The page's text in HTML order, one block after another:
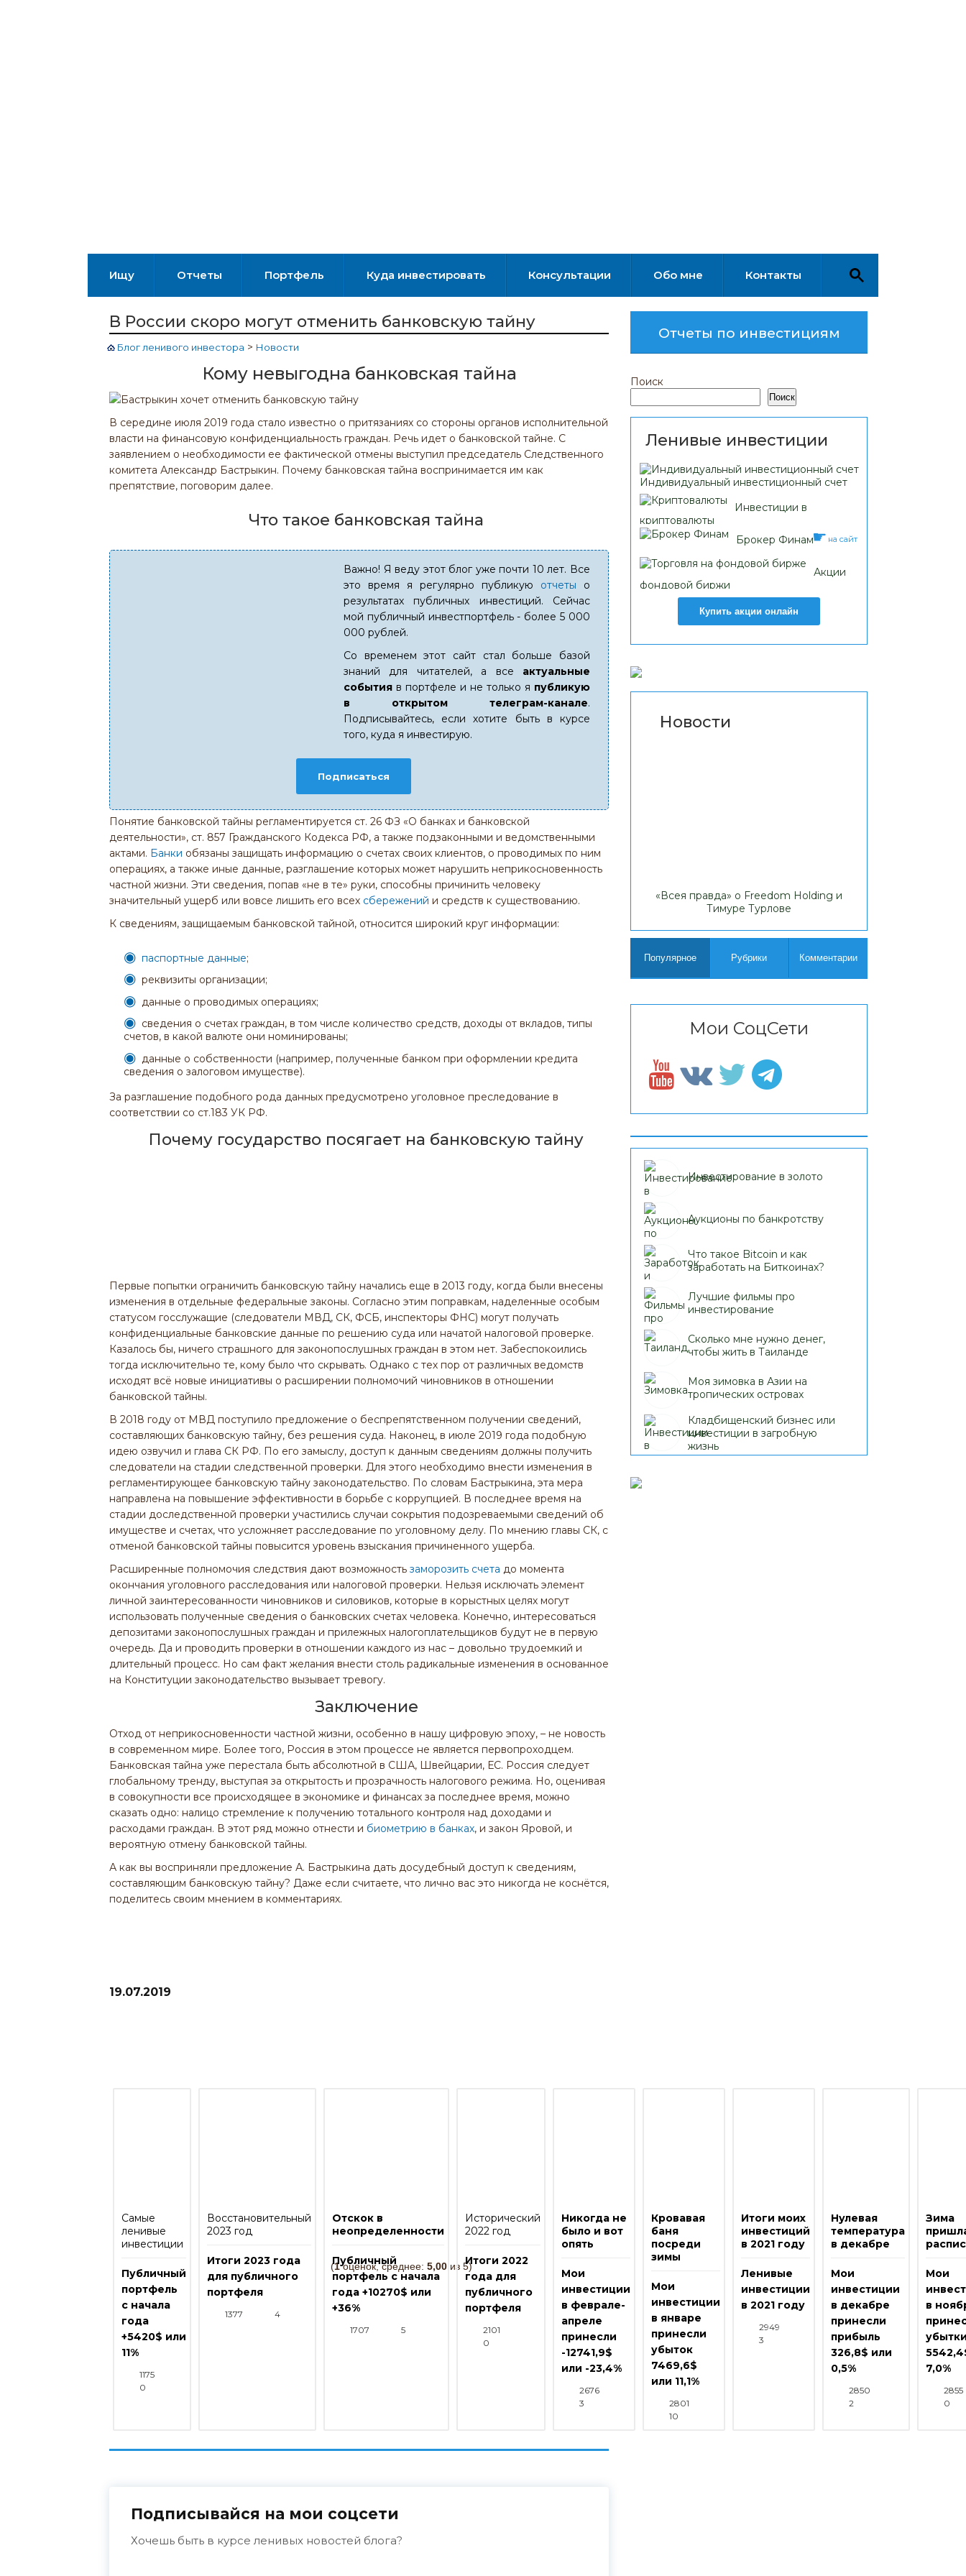
Ищу Отчеты Портфель Куда инвестировать Консультации Обо мне Контакты
В России скоро могут отменить банковскую тайну
Блог ленивого инвестора > Новости
Кому невыгодна банковская тайна
В середине июля 2019 года стало известно о притязаниях со стороны органов исполнительной
власти на финансовую конфиденциальность граждан. Речь идет о банковской тайне. С
заявлением о необходимости ее фактической отмены выступил председатель Следственного
комитета Александр Бастрыкин. Почему банковская тайна воспринимается им как
препятствие, поговорим далее.
Что такое банковская тайна
Важно! Я веду этот блог уже почти 10 лет. Все
это время я регулярно публикую отчеты о
результатах публичных инвестиций. Сейчас
мой публичный инвестпортфель - более 5 000
000 рублей.
Со временем этот сайт стал больше базой
знаний для читателей, а все актуальные
события в портфеле и не только я публикую
в открытом телеграм-канале.
Подписывайтесь, если хотите быть в курсе
того, куда я инвестирую.
Подписаться
Понятие банковской тайны регламентируется ст. 26 ФЗ «О банках и банковской
деятельности», ст. 857 Гражданского Кодекса РФ, а также подзаконными и ведомственными
актами. Банки обязаны защищать информацию о счетах своих клиентов, о проводимых по ним
операциях, а также иные данные, разглашение которых может нарушить неприкосновенность
частной жизни. Эти сведения, попав «не в те» руки, способны причинить человеку
значительный ущерб или вовсе лишить его всех сбережений и средств к существованию.
К сведениям, защищаемым банковской тайной, относится широкий круг информации:
паспортные данные;
реквизиты организации;
данные о проводимых операциях;
сведения о счетах граждан, в том числе количество средств, доходы от вкладов, типы
счетов, в какой валюте они номинированы;
данные о собственности (например, полученные банком при оформлении кредита
сведения о залоговом имуществе).
За разглашение подобного рода данных предусмотрено уголовное преследование в
соответствии со ст.183 УК РФ.
Почему государство посягает на банковскую тайну
Первые попытки ограничить банковскую тайну начались еще в 2013 году, когда были внесены
изменения в отдельные федеральные законы. Согласно этим поправкам, наделенные особым
статусом госслужащие (следователи МВД, СК, ФСБ, инспекторы ФНС) могут получать
конфиденциальные банковские данные по решению суда или начатой налоговой проверке.
Казалось бы, ничего страшного для законопослушных граждан в этом нет. Забеспокоились
тогда исключительно те, кому было что скрывать. Однако с тех пор от различных ведомств
исходят всё новые инициативы о расширении полномочий чиновников в отношении
банковской тайны.
В 2018 году от МВД поступило предложение о беспрепятственном получении сведений,
составляющих банковскую тайну, без решения суда. Наконец, в июле 2019 года подобную
идею озвучил и глава СК РФ. По его замыслу, доступ к данным сведениям должны получить
следователи на стадии следственной проверки. Для этого необходимо внести изменения в
регламентирующее банковскую тайну законодательство. По словам Бастрыкина, эта мера
направлена на повышение эффективности в борьбе с коррупцией. В последнее время на
стадии доследственной проверки участились случаи сокрытия подозреваемыми сведений об
имуществе и счетах, что усложняет расследование по уголовному делу. По мнению главы СК, с
отменой банковской тайны повысится уровень взыскания причиненного ущерба.
Расширенные полномочия следствия дают возможность заморозить счета до момента
окончания уголовного расследования или налоговой проверки. Нельзя исключать элемент
личной заинтересованности чиновников и силовиков, которые в корыстных целях могут
использовать полученные сведения о банковских счетах человека. Конечно, интересоваться
депозитами законопослушных граждан и прилежных налогоплательщиков будут не в первую
очередь. Да и проводить проверки в отношении каждого из нас – довольно трудоемкий и
длительный процесс. Но сам факт желания внести столь радикальные изменения в основанное
на Конституции законодательство вызывает тревогу.
Заключение
Отход от неприкосновенности частной жизни, особенно в нашу цифровую эпоху, – не новость
в современном мире. Более того, Россия в этом процессе не является первопроходцем.
Банковская тайна уже перестала быть абсолютной в США, Швейцарии, ЕС. Россия следует
глобальному тренду, выступая за открытость и прозрачность налогового режима. Но, оценивая
в совокупности все происходящее в экономике и финансах за последнее время, можно
сказать одно: налицо стремление к получению тотального контроля над доходами и
расходами граждан. В этот ряд можно отнести и биометрию в банках, и закон Яровой, и
вероятную отмену банковской тайны.
А как вы восприняли предложение А. Бастрыкина дать досудебный доступ к сведениям,
составляющим банковскую тайну? Даже если считаете, что лично вас это никогда не коснётся,
поделитесь своим мнением в комментариях.
(1оценок, среднее: 5,00 из 5)
19.07.2019
Самые
ленивые
инвестиции
Публичный
портфель
с начала
года
+5420$ или
11%
1175
0
Восстановительный
2023 год
Итоги 2023 года
для публичного
портфеля
1377 4
Отскок в
неопределенности
Публичный
портфель с начала
года +10270$ или
+36%
1707 5
Исторический
2022 год
Итоги 2022
года для
публичного
портфеля
2101
0
Никогда не
было и вот
опять
Мои
инвестиции
в феврале-
апреле
принесли
-12741,9$
или -23,4%
2676
3
Кровавая
баня
посреди
зимы
Мои
инвестиции
в январе
принесли
убыток
7469,6$
или 11,1%
2801
10
Итоги моих
инвестиций
в 2021 году
Ленивые
инвестиции
в 2021 году
2949
3
Нулевая
температура
в декабре
Мои
инвестиции
в декабре
принесли
прибыль
326,8$ или
0,5%
2850
2
Зима
Мои
в
7,0%
2855
0
Подписывайся на мои соцсети
Хочешь быть в курсе ленивых новостей блога?
Отчеты по инвестициям
Поиск
Поиск
Ленивые инвестиции
Индивидуальный инвестиционный счет
Инвестиции в
криптовалюты
Брокер Финам
на сайт
Акции
фондовой биржи
Купить акции онлайн
Новости
«Всея правда» о Freedom Holding и
Тимуре Турлове
Популярное Рубрики Комментарии
Мои СоцСети
Инвестирование в золото
Аукционы по банкротству
Что такое Bitcoin и как
заработать на Биткоинах?
Лучшие фильмы про
инвестирование
Сколько мне нужно денег,
чтобы жить в Таиланде
Моя зимовка в Азии на
тропических островах
Кладбищенский бизнес или
инвестиции в загробную
жизнь